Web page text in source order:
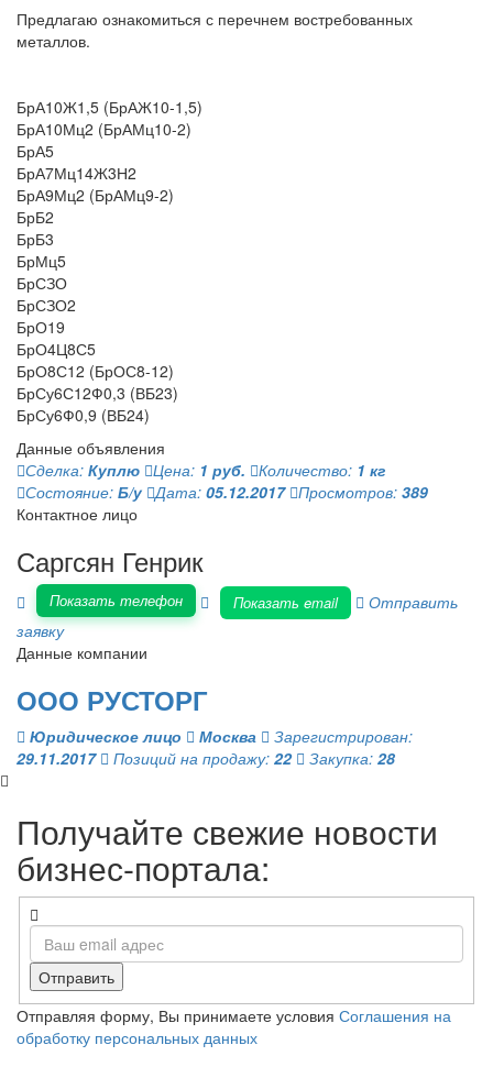
Предлагаю ознакомиться с перечнем востребованных
металлов.
БрА10Ж1,5 (БрАЖ10-1,5)
БрА10Мц2 (БрАМц10-2)
БрА5
БрА7Мц14Ж3Н2
БрА9Мц2 (БрАМц9-2)
БрБ2
БрБ3
БрМц5
БрСЗО
БрСЗО2
БрО19
БрО4Ц8С5
БрО8С12 (БрОС8-12)
БрСу6С12Ф0,3 (ВБ23)
БрСу6Ф0,9 (ВБ24)
Данные объявления
Сделка: Куплю Цена: 1 руб. Количество: 1 кг
Состояние: Б/у Дата: 05.12.2017 Просмотров: 389
Контактное лицо
Саргсян Генрик
Показать телефон Показать email
Отправить
заявку
Данные компании
ООО РУСТОРГ
Юридическое лицо Москва
Зарегистрирован:
29.11.2017
Позиций на продажу: 22 Закупка: 28
Получайте свежие новости
бизнес-портала:
Отправить
Отправляя форму, Вы принимаете условия Соглашения на
обработку персональных данных